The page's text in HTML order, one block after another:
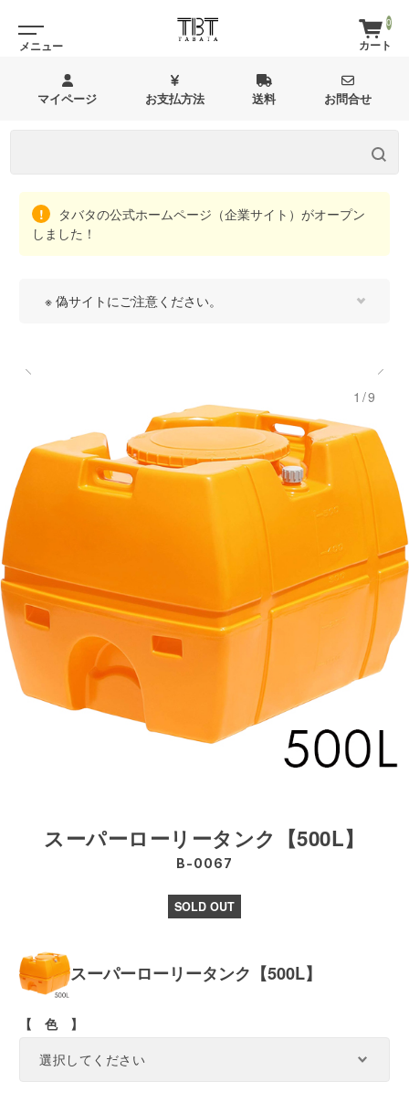
0
マイページ お支払方法 送料 お問合せ
タバタの公式ホームページ（企業サイト）がオープン
しました！
※ 偽サイトにご注意ください。
1/9
スーパーローリータンク【500L】
B-0067
SOLD OUT
スーパーローリータンク【500L】
【 色 】